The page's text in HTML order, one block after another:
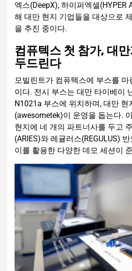
엑스(DeepX), 하이퍼엑셀(HYPER
해 대만 현지 기업들을 대상으로
을 추진 중이다.
컴퓨텍스 첫 참가, 대
두드린다
모빌린트가 컴퓨텍스에 부스를 마
이다. 전시 부스는 대만 타이베이
N1021a 부스에 위치하며, 대만 현
(awesometek)이 운영을 돕는다.
현지에 네 개의 파트너사를 두고
(ARIES)와 레귤러스(REGULUS)
이를 활용한 다양한 데모 세션이